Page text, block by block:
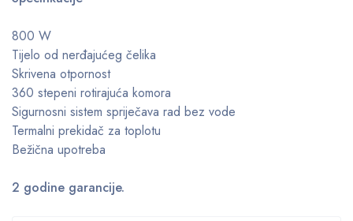
800 W
Tijelo od nerđajućeg čelika
Skrivena otpornost
360 stepeni rotirajuća komora
Sigurnosni sistem spriječava rad bez vode
Termalni prekidač za toplotu
Bežična upotreba
2 godine garancije.